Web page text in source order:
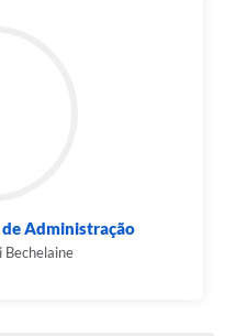
Administração
Bechelaine